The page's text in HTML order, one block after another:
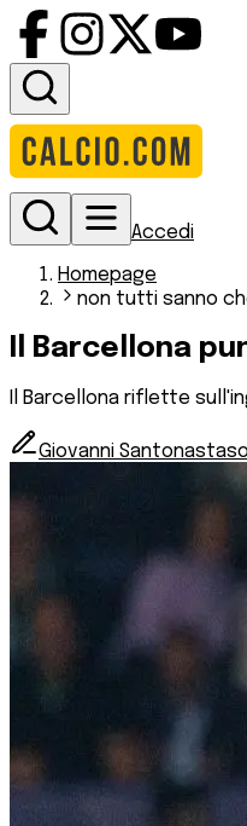
Accedi
Homepage
non tutti sanno
Il Barcellona
Il Barcellona riflette
Giovanni Santonastaso